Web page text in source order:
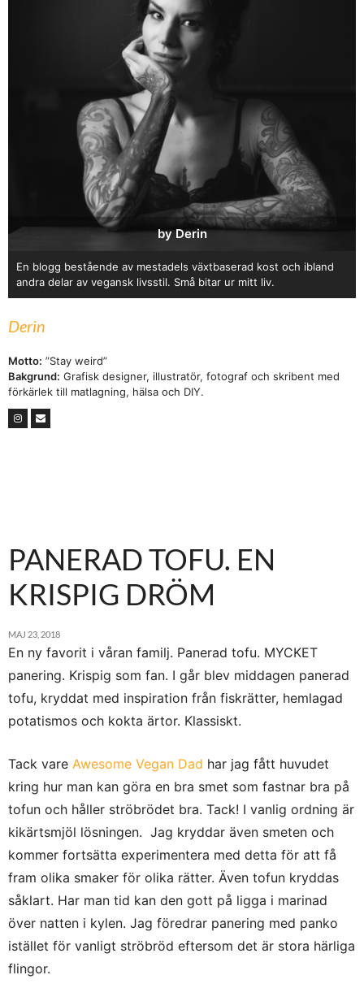
by Derin
En blogg bestående av mestadels växtbaserad kost och ibland
andra delar av vegansk livsstil. Små bitar ur mitt liv.
Derin
Motto: ”Stay weird”
Bakgrund: Grafisk designer, illustratör, fotograf och skribent med
förkärlek till matlagning, hälsa och DIY.
PANERAD TOFU. EN
KRISPIG DRÖM
MAJ 23, 2018
En ny favorit i våran familj. Panerad tofu. MYCKET
panering. Krispig som fan. I går blev middagen panerad
tofu, kryddat med inspiration från fiskrätter, hemlagad
potatismos och kokta ärtor. Klassiskt.
Tack vare Awesome Vegan Dad har jag fått huvudet
kring hur man kan göra en bra smet som fastnar bra på
tofun och håller ströbrödet bra. Tack! I vanlig ordning är
kikärtsmjöl lösningen. Jag kryddar även smeten och
kommer fortsätta experimentera med detta för att få
fram olika smaker för olika rätter. Även tofun kryddas
såklart. Har man tid kan den gott på ligga i marinad
över natten i kylen. Jag föredrar panering med panko
istället för vanligt ströbröd eftersom det är stora härliga
flingor.